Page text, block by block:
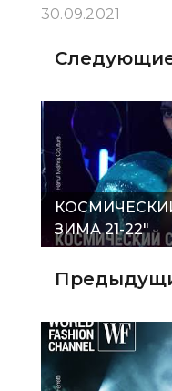
30.09.2021
ЗИМА 21-22"